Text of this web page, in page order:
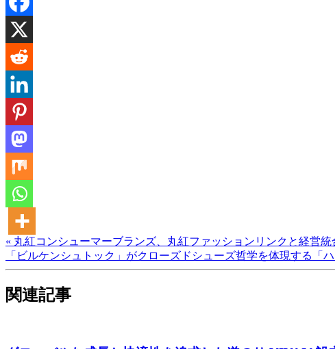
« 丸紅コンシューマーブランズ、丸紅ファッションリンクと経営
「ビルケンシュトック」がクローズドシューズ哲学を体現する「
関連記事